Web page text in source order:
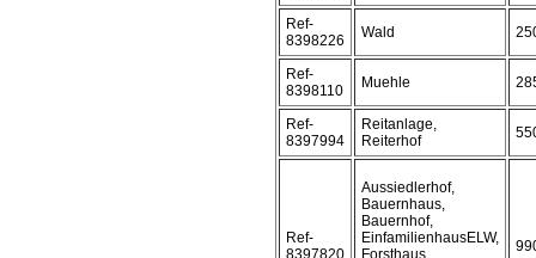
Ref-
8398226
Wald
Ref-
8398110
Muehle
Ref-
8397994
Reitanlage,
Reiterhof
Ref-
8397820
Aussiedlerhof,
Bauernhaus,
Bauernhof,
EinfamilienhausELW,
Forsthaus,